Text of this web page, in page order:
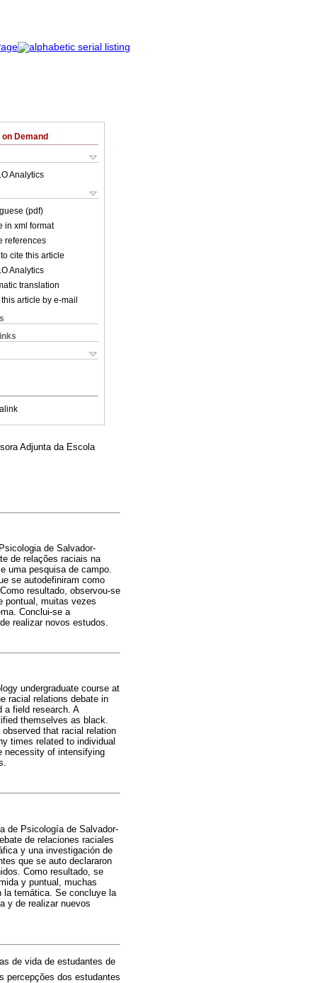
Demand
Analytics
(pdf)
in xml format
references
cite this article
Analytics
translation
article by e-mail
Adjunta da Escola
de Salvador-
de relações raciais na
uma pesquisa de campo.
se autodefiniram como
resultado, observou-se
pontual, muitas vezes
Conclui-se a
realizar novos estudos.
undergraduate course at
racial relations debate in
a field research. A
themselves as black.
that racial relation
times related to individual
necessity of intensifying
de Psicología de Salvador-
de relaciones raciales
y una investigación de
que se auto declararon
Como resultado, se
y puntual, muchas
la temática. Se concluye la
y de realizar nuevos
de vida de estudantes de
percepções dos estudantes